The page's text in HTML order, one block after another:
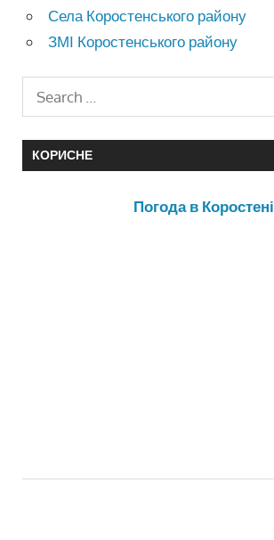
Села Коростенського району
ЗМІ Коростенського району
КОРИСНЕ
Погода в Коростені